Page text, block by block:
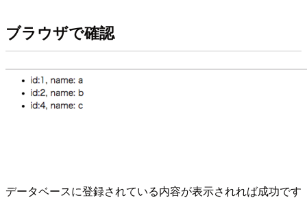
ブラウザで確認
データベースに登録されている内容が表示されれば成功です